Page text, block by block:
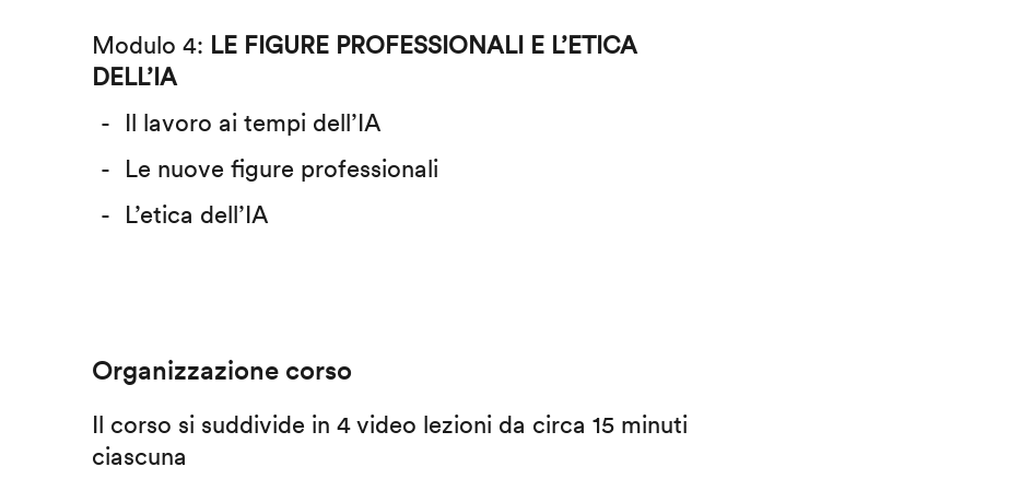
Modulo 4: LE FIGURE PROFESSIONALI E L’ETICA
DELL’IA
Il lavoro ai tempi dell’IA
Le nuove figure professionali
L’etica dell’IA
Organizzazione corso
Il corso si suddivide in 4 video lezioni da circa 15 minuti
ciascuna